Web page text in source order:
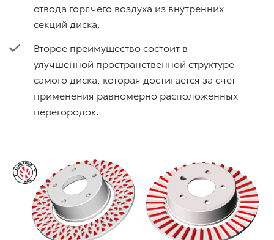
отвода горячего воздуха из внутренних
секций диска.
Второе преимущество состоит в
улучшенной пространственной структуре
самого диска, которая достигается за счет
применения равномерно расположенных
перегородок.